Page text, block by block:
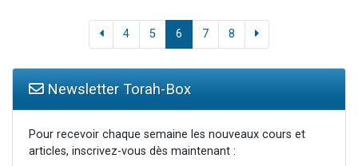
4 5 6 7 8
Newsletter Torah-Box
Pour recevoir chaque semaine les nouveaux cours et
articles, inscrivez-vous dès maintenant :